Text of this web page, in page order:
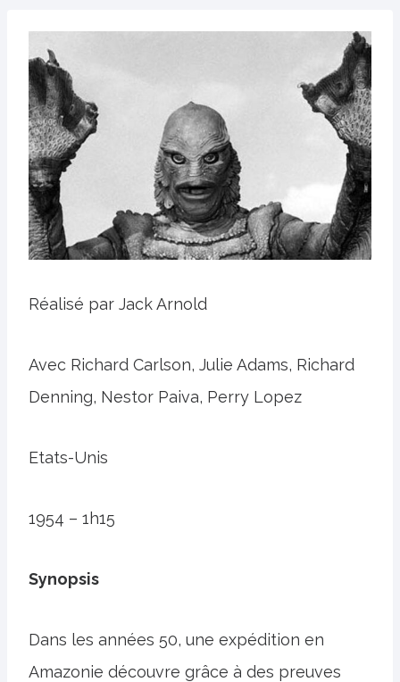
Réalisé par Jack Arnold
Avec Richard Carlson, Julie Adams, Richard
Denning, Nestor Paiva, Perry Lopez
Etats-Unis
1954 – 1h15
Synopsis
Dans les années 50, une expédition en
Amazonie découvre grâce à des preuves